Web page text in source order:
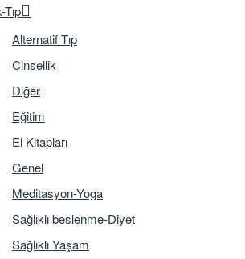
Tıp
Alternatif Tıp
Cinsellik
Diğer
Eğitim
El Kitapları
Genel
Meditasyon-Yoga
Sağlıklı beslenme-Diyet
Sağlıklı Yaşam